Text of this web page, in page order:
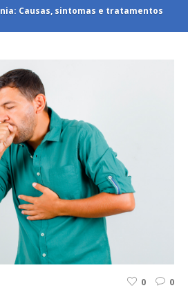
Causas, sintomas e tratamentos
0 0